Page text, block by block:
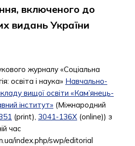
включеного до
видань України
журналу «Соціальна
освіта і наука» Навчально-
вищої освіти «Кам’янець-
інститут» (Міжнародний
(print), 3041-136X (online)) з
час
index.php/swp/editorial